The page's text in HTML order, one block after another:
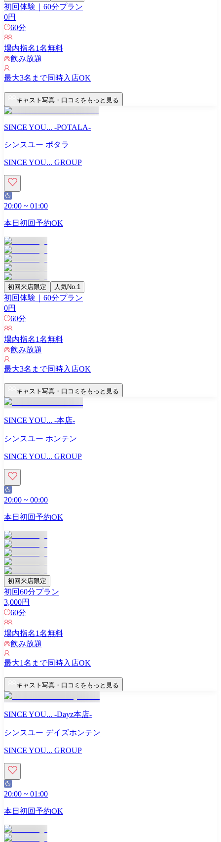
初回体験｜60分プラン
0円
60分
場内指名1名無料
飲み放題
最大3名まで同時入店OK
キャスト写真・口コミをもっと見る
SINCE YOU... -POTALA-
シンスユー ポタラ
SINCE YOU... GROUP
20:00 ~ 01:00
本日初回予約OK
初回来店限定 人気No.1
初回体験｜60分プラン
0円
60分
場内指名1名無料
飲み放題
最大3名まで同時入店OK
キャスト写真・口コミをもっと見る
SINCE YOU... -本店-
シンスユー ホンテン
SINCE YOU... GROUP
20:00 ~ 00:00
本日初回予約OK
初回来店限定
初回60分プラン
3,000円
60分
場内指名1名無料
飲み放題
最大1名まで同時入店OK
キャスト写真・口コミをもっと見る
SINCE YOU... -Dayz本店-
シンスユー デイズホンテン
SINCE YOU... GROUP
20:00 ~ 01:00
本日初回予約OK